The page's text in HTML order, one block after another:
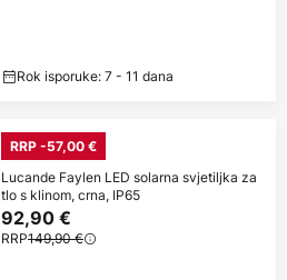
Rok isporuke: 7 - 11 dana
RRP -57,00 €
Lucande Faylen LED solarna svjetiljka za
tlo s klinom, crna, IP65
92,90 €
RRP149,90 €